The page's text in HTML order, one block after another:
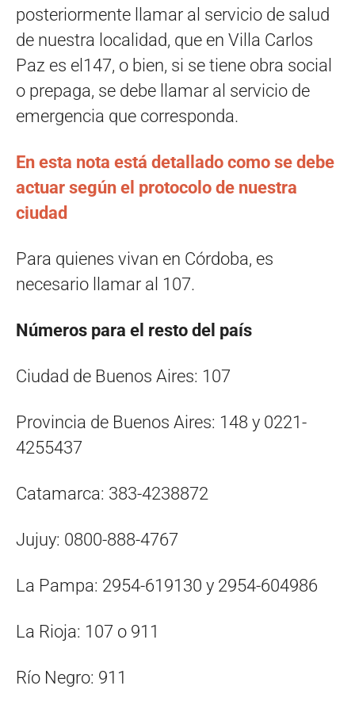
posteriormente llamar al servicio de salud
de nuestra localidad, que en Villa Carlos
Paz es el147, o bien, si se tiene obra social
o prepaga, se debe llamar al servicio de
emergencia que corresponda.
En esta nota está detallado como se debe
actuar según el protocolo de nuestra
ciudad
Para quienes vivan en Córdoba, es
necesario llamar al 107.
Números para el resto del país
Ciudad de Buenos Aires: 107
Provincia de Buenos Aires: 148 y 0221-
4255437
​​Catamarca: 383-4238872
​​Jujuy: 0800-888-4767
​La Pampa: 2954-619130 y 2954-604986
​​La Rioja: 107 o 911
​​Río Negro: 911